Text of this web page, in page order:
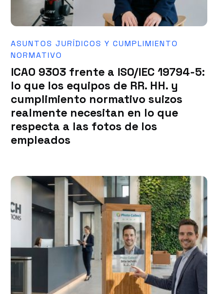
ASUNTOS JURÍDICOS Y CUMPLIMIENTO
NORMATIVO
ICAO 9303 frente a ISO/IEC 19794-5:
lo que los equipos de RR. HH. y
cumplimiento normativo suizos
realmente necesitan en lo que
respecta a las fotos de los
empleados